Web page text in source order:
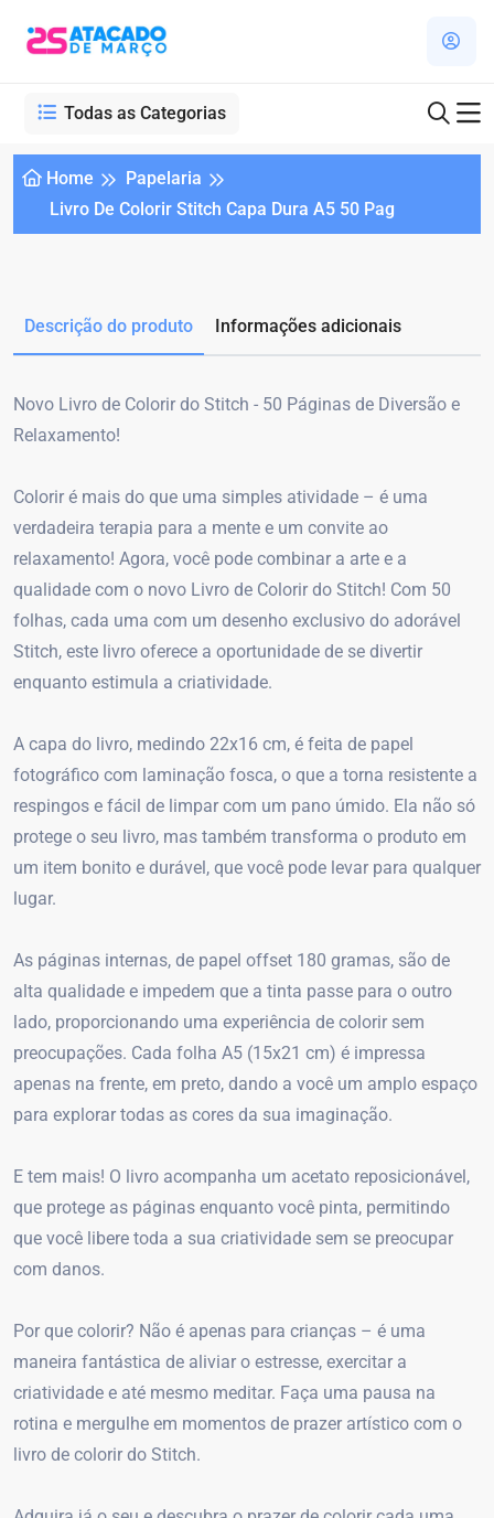
Todas as Categorias
Home
Papelaria
Livro De Colorir Stitch Capa Dura A5 50 Pag
Descrição do produto Informações adicionais
Novo Livro de Colorir do Stitch - 50 Páginas de Diversão e
Relaxamento!
Colorir é mais do que uma simples atividade – é uma
verdadeira terapia para a mente e um convite ao
relaxamento! Agora, você pode combinar a arte e a
qualidade com o novo Livro de Colorir do Stitch! Com 50
folhas, cada uma com um desenho exclusivo do adorável
Stitch, este livro oferece a oportunidade de se divertir
enquanto estimula a criatividade.
A capa do livro, medindo 22x16 cm, é feita de papel
fotográfico com laminação fosca, o que a torna resistente a
respingos e fácil de limpar com um pano úmido. Ela não só
protege o seu livro, mas também transforma o produto em
um item bonito e durável, que você pode levar para qualquer
lugar.
As páginas internas, de papel offset 180 gramas, são de
alta qualidade e impedem que a tinta passe para o outro
lado, proporcionando uma experiência de colorir sem
preocupações. Cada folha A5 (15x21 cm) é impressa
apenas na frente, em preto, dando a você um amplo espaço
para explorar todas as cores da sua imaginação.
E tem mais! O livro acompanha um acetato reposicionável,
que protege as páginas enquanto você pinta, permitindo
que você libere toda a sua criatividade sem se preocupar
com danos.
Por que colorir? Não é apenas para crianças – é uma
maneira fantástica de aliviar o estresse, exercitar a
criatividade e até mesmo meditar. Faça uma pausa na
rotina e mergulhe em momentos de prazer artístico com o
livro de colorir do Stitch.